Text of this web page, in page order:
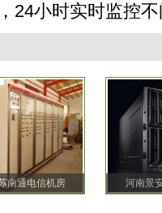
24小时实时监控
南通电信机房 河南景